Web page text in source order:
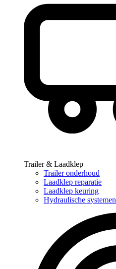
Trailer & Laadklep
Trailer onderhoud
Laadklep reparatie
Laadklep keuring
Hydraulische systemen